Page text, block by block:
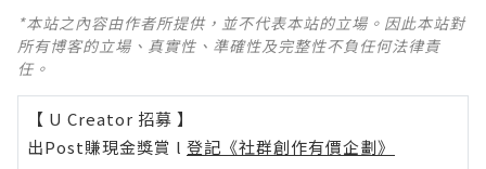
*本站之內容由作者所提供，並不代表本站的立場。因此本站對
所有博客的立場、真實性、準確性及完整性不負任何法律責
任。
【 U Creator 招募 】
出Post賺現金獎賞 l 登記《社群創作有價企劃》